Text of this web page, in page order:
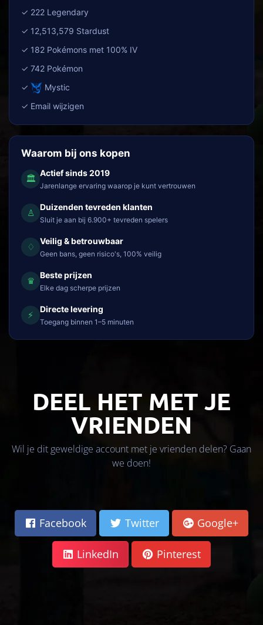
✓ 222 Legendary
✓ 12,513,579 Stardust
✓ 182 Pokémons met 100% IV
✓ 742 Pokémon
✓
Mystic
✓ Email wijzigen
Waarom bij ons kopen
🏛
Actief sinds 2019
Jarenlange ervaring waarop je kunt vertrouwen
♙
Duizenden tevreden klanten
Sluit je aan bij 6.900+ tevreden spelers
♢
Veilig & betrouwbaar
Geen bans, geen risico's, 100% veilig
♛
Beste prijzen
Elke dag scherpe prijzen
⚡
Directe levering
Toegang binnen 1–5 minuten
DEEL HET MET JE
VRIENDEN
Wil je dit geweldige account met je vrienden delen? Gaan
we doen!
Facebook Twitter Google+
LinkedIn Pinterest